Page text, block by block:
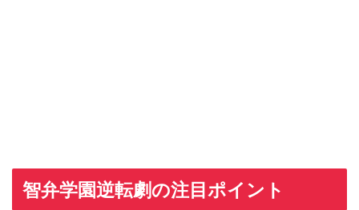
智弁学園逆転劇の注目ポイント